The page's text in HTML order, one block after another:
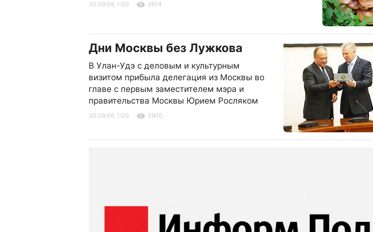
30.09.09, 1:00 3914
Дни Москвы без Лужкова
В Улан-Удэ с деловым и культурным
визитом прибыла делегация из Москвы во
главе с первым заместителем мэра и
правительства Москвы Юрием Росляком
30.09.09, 1:00 3900